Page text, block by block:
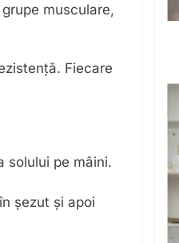
musculare,
Fiecare
solului pe mâini.
șezut și apoi